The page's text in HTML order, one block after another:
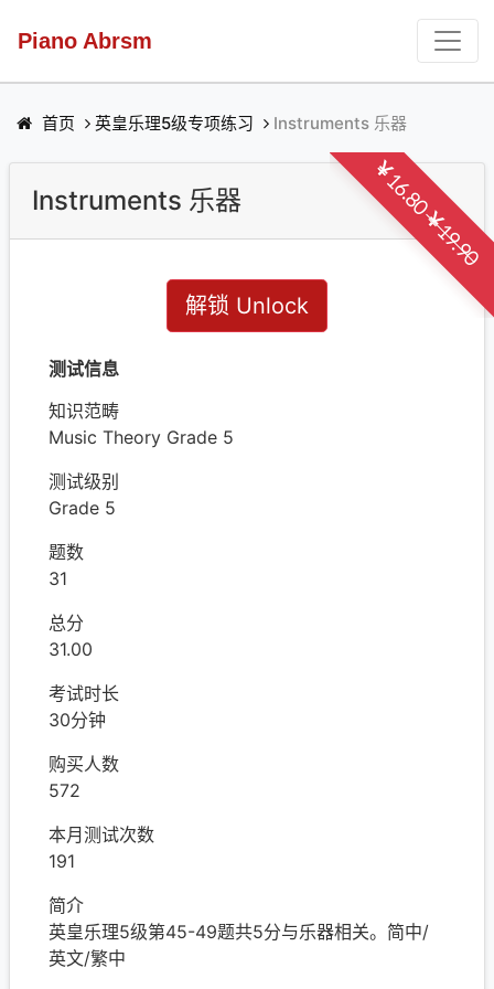
Piano Abrsm
首页 英皇乐理5级专项练习 Instruments 乐器
￥16.80
￥19.90
Instruments 乐器
测试信息
知识范畴
Music Theory Grade 5
测试级别
Grade 5
题数
31
总分
31.00
考试时长
30分钟
购买人数
572
本月测试次数
191
简介
英皇乐理5级第45-49题共5分与乐器相关。简中/
英文/繁中
解锁 Unlock